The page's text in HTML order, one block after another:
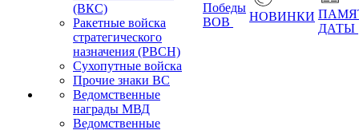
(ВКС)
Ракетные войска
стратегического
назначения (РВСН)
Сухопутные войска
Прочие знаки ВС
Ведомственные
награды МВД
Ведомственные
Победы
ВОВ
НОВИНКИ
ДАТЫ